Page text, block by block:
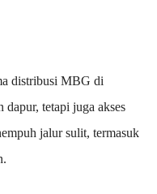
distribusi MBG di
tetapi juga akses
jalur sulit, termasuk